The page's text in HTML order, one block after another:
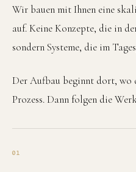
Wir bauen mit Ihnen eine
auf. Keine Konzepte, die in
sondern Systeme, die im
Der Aufbau beginnt dort, wo
Prozess. Dann folgen die
01